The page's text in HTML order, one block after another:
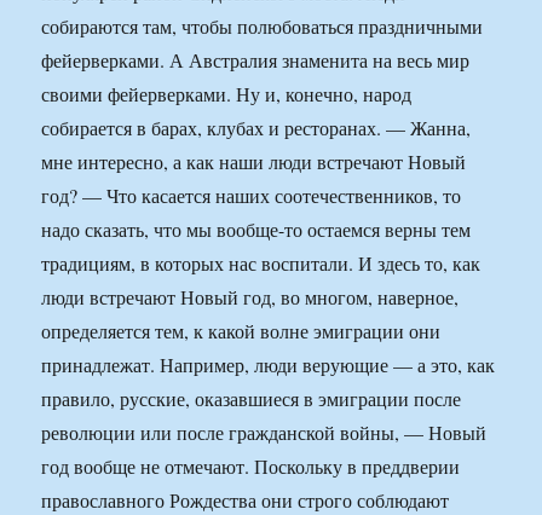
собираются там, чтобы полюбоваться праздничными
фейерверками. А Австралия знаменита на весь мир
своими фейерверками. Ну и, конечно, народ
собирается в барах, клубах и ресторанах. — Жанна,
мне интересно, а как наши люди встречают Новый
год? — Что касается наших соотечественников, то
надо сказать, что мы вообще-то остаемся верны тем
традициям, в которых нас воспитали. И здесь то, как
люди встречают Новый год, во многом, наверное,
определяется тем, к какой волне эмиграции они
принадлежат. Например, люди верующие — а это, как
правило, русские, оказавшиеся в эмиграции после
революции или после гражданской войны, — Новый
год вообще не отмечают. Поскольку в преддверии
православного Рождества они строго соблюдают